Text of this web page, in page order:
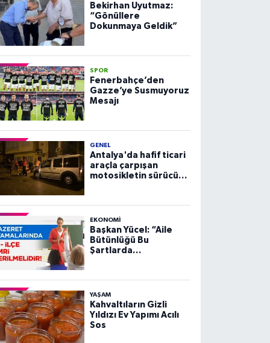
Bekirhan Uyutmaz:
“Gönüllere
Dokunmaya Geldik”
SPOR
Fenerbahçe’den
Gazze’ye Susmuyoruz
Mesajı
GENEL
Antalya'da hafif ticari
araçla çarpışan
motosikletin sürücüsü
EKONOMI
Başkan Yücel: “Aile
Bütünlüğü Bu
Şartlarda
YAŞAM
Kahvaltıların Gizli
Yıldızı Ev Yapımı Acılı
Sos